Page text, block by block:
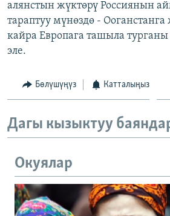
ЭЕ/АРнун бардык сайттары
алянстын жүктөрү Россиянын
тараптуу мүнөздө -
кайра Европага ташыла
эле.
Бөлүшүңүз Катталыңыз
Дагы кызыктуу
Окуялар